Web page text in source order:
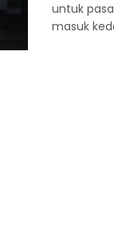
untuk
masuk